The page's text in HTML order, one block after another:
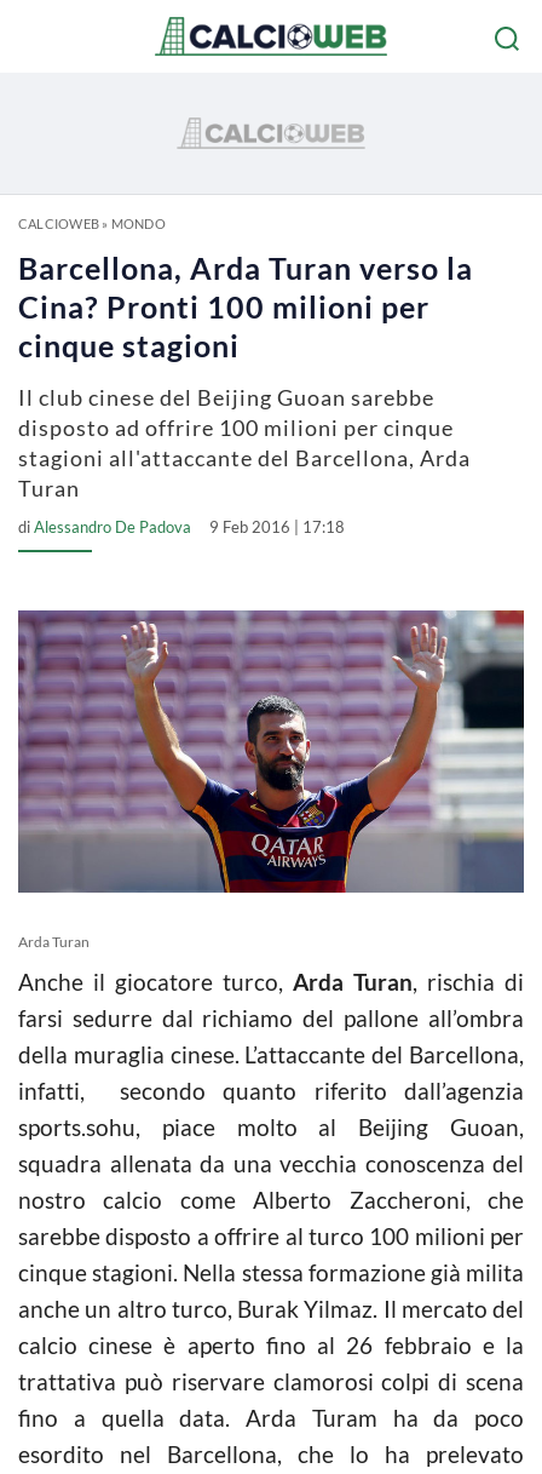
CALCIOWEB» MONDO
Barcellona, Arda Turan verso la
Cina? Pronti 100 milioni per
cinque stagioni
Il club cinese del Beijing Guoan sarebbe
disposto ad offrire 100 milioni per cinque
stagioni all'attaccante del Barcellona, Arda
Turan
diAlessandro De Padova 9 Feb 2016 | 17:18
Arda Turan
Anche il giocatore turco, Arda Turan, rischia di
farsi sedurre dal richiamo del pallone all’ombra
della muraglia cinese. L’attaccante del Barcellona,
infatti, secondo quanto riferito dall’agenzia
sports.sohu, piace molto al Beijing Guoan,
squadra allenata da una vecchia conoscenza del
nostro calcio come Alberto Zaccheroni, che
sarebbe disposto a offrire al turco 100 milioni per
cinque stagioni. Nella stessa formazione già milita
anche un altro turco, Burak Yilmaz. Il mercato del
calcio cinese è aperto fino al 26 febbraio e la
trattativa può riservare clamorosi colpi di scena
fino a quella data. Arda Turam ha da poco
esordito nel Barcellona, che lo ha prelevato